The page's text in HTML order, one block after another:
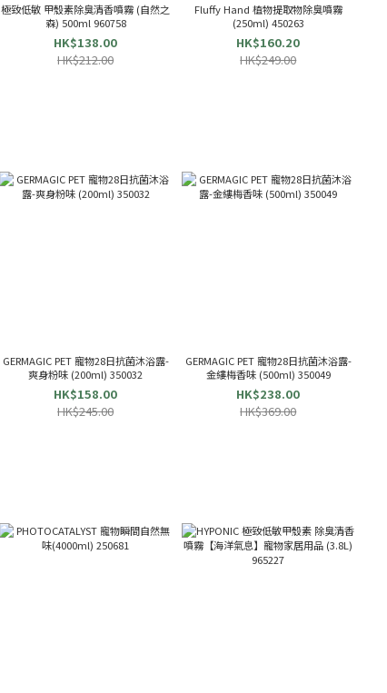
極致低敏 甲殼素除臭清香噴霧 (自然之
森) 500ml 960758
HK$138.00
HK$212.00
Fluffy Hand 植物提取物除臭噴霧
(250ml) 450263
HK$160.20
HK$249.00
GERMAGIC PET 寵物28日抗菌沐浴露-
爽身粉味 (200ml) 350032
HK$158.00
HK$245.00
GERMAGIC PET 寵物28日抗菌沐浴露-
金縷梅香味 (500ml) 350049
HK$238.00
HK$369.00